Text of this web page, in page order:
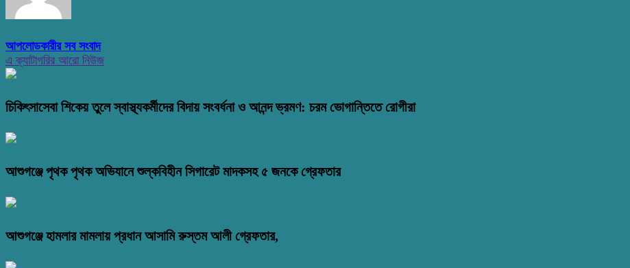
আপলোডকারীর সব সংবাদ
এ ক্যাটাগরির আরো নিউজ
চিকিৎসাসেবা শিকেয় তুলে স্বাস্থ্যকর্মীদের বিদায় সংবর্ধনা ও আনন্দ ভ্রমণ: চরম ভোগান্তিতে রোগীরা
আশুগঞ্জে পৃথক পৃথক অভিযানে শুল্কবিহীন সিগারেট মাদকসহ ৫ জনকে গ্রেফতার
আশুগঞ্জে হামলার মামলায় প্রধান আসামি রুস্তম আলী গ্রেফতার,